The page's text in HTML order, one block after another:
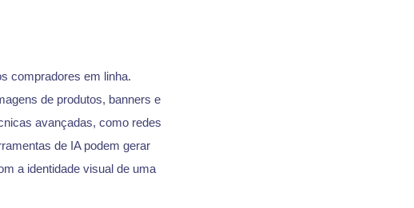
compradores em linha.
de produtos, banners e
avançadas, como redes
de IA podem gerar
a identidade visual de uma